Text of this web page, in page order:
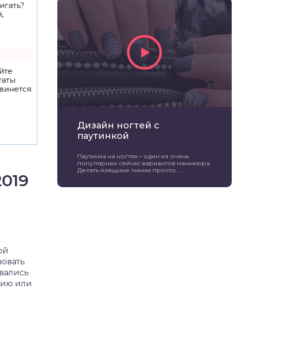
или
Дизайн ногтей с
паутинкой
Паутинка на ногтях – один из очень
популярных сейчас вариантов маникюра.
Делать изящные линии просто, ...